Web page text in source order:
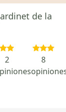
de la
2
8